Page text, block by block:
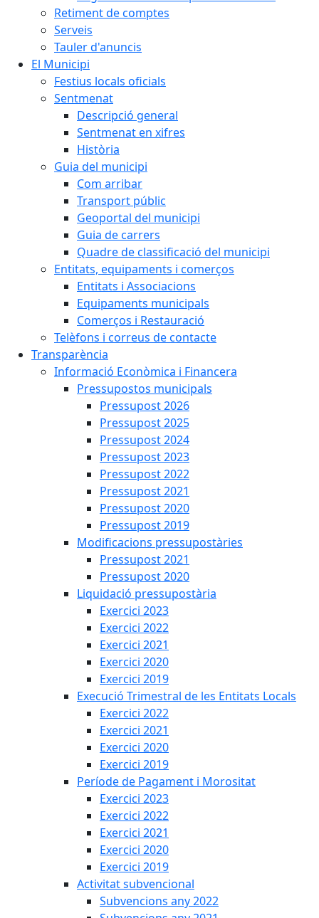
Retiment de comptes
Serveis
Tauler d'anuncis
El Municipi
Festius locals oficials
Sentmenat
Descripció general
Sentmenat en xifres
Història
Guia del municipi
Com arribar
Transport públic
Geoportal del municipi
Guia de carrers
Quadre de classificació del municipi
Entitats, equipaments i comerços
Entitats i Associacions
Equipaments municipals
Comerços i Restauració
Telèfons i correus de contacte
Transparència
Informació Econòmica i Financera
Pressupostos municipals
Pressupost 2026
Pressupost 2025
Pressupost 2024
Pressupost 2023
Pressupost 2022
Pressupost 2021
Pressupost 2020
Pressupost 2019
Modificacions pressupostàries
Pressupost 2021
Pressupost 2020
Liquidació pressupostària
Exercici 2023
Exercici 2022
Exercici 2021
Exercici 2020
Exercici 2019
Execució Trimestral de les Entitats Locals
Exercici 2022
Exercici 2021
Exercici 2020
Exercici 2019
Període de Pagament i Morositat
Exercici 2023
Exercici 2022
Exercici 2021
Exercici 2020
Exercici 2019
Activitat subvencional
Subvencions any 2022